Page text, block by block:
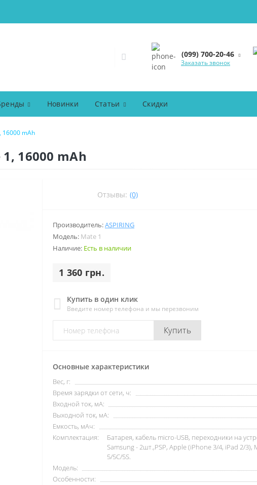
(099) 700-20-46
Заказать звонок
Новинки Статьи Скидки
16000 mAh
16000 mAh
Отзывы: (0)
Производитель:ASPIRING
Модель: Mate 1
Наличие: Есть в наличии
1 360 грн.
Купить в один клик
Введите номер телефона и мы перезвоним
Купить
Основные характеристики
Вес, г:
Время зарядки от сети, ч:
Входной ток, мА:
Выходной ток, мА:
Емкость, мАч:
Комплектация:
Батарея, кабель micro-USB, переходники на
Samsung - 2шт.,PSP, Apple (iPhone 3/4, iPad 2/3),
5/5C/5S.
Модель:
Особенности: